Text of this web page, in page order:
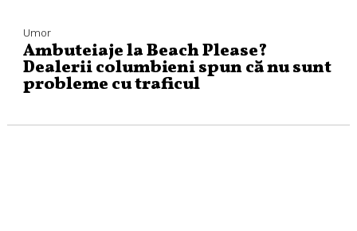
Umor
Ambuteiaje la Beach Please?
Dealerii columbieni spun că nu sunt
probleme cu traficul